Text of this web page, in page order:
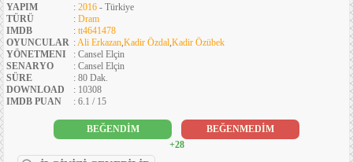
YAPIM : 2016 - Türkiye
TÜRÜ
: Dram
IMDB
: tt4641478
OYUNCULAR : Ali Erkazan Kadir Özdal Kadir Özübek
YÖNETMENI
: Cansel Elçin
SENARYO
: Cansel Elçin
SÜRE
: 80 Dak.
DOWNLOAD
: 10308
IMDB PUAN
: 6.1 / 15
BEĞENDİM
BEĞENMEDİM
+28